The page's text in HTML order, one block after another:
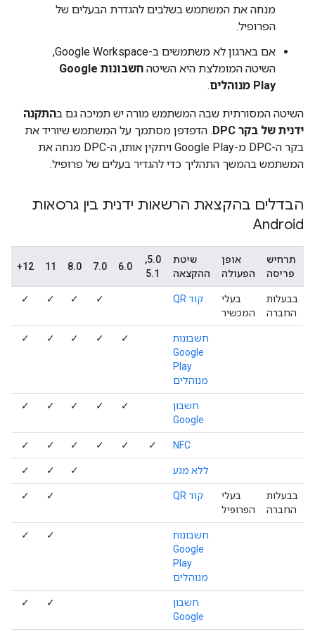
מנחה את המשתמש בשלבים להגדרת הבעלים של
הפרופיל.
אם בארגון לא משתמשים ב-Google Workspace,
השיטה המומלצת היא השיטה
חשבונות Google
Play מנוהלים
.
השיטה המסורתית שבה המשתמש מורה יש תמיכה גם בהתקנה
ידנית של בקר DPC
. הדפדפן מסתמך על המשתמש שיוריד את
בקר ה-DPC מ-Google Play ויתקין אותו, ה-DPC מנחה את
המשתמש בהמשך התהליך כדי להגדיר בעלים של פרופיל.
הבדלים בהקצאת הרשאות ידנית בין גרסאות
Android
תרחיש
פריסה
אופן
הפעולה
שיטת
ההקצאה
5.0,
5.1
6.0
7.0
8.0
11
12+
בבעלות
החברה
בעלי
המכשיר
קוד QR ✓
✓
✓
✓
חשבונות
Google
Play
מנוהלים
✓
✓
✓
✓
✓
חשבון
Google
✓
✓
✓
✓
✓
NFC
✓
✓
✓
✓
✓
✓
ללא מגע ✓
✓
✓
בבעלות
החברה
בעלי
הפרופיל
קוד QR ✓
✓
חשבונות
Google
Play
מנוהלים
✓
✓
חשבון
Google
✓
✓